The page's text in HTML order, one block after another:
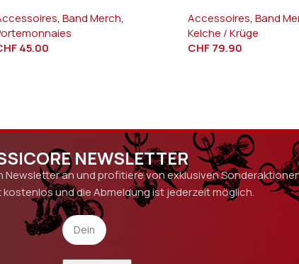
, Band Merch,
45.00
Accessoires, Band
Kelche / Krüge
CHF79.90
NEWSLETTER
an und profitiere von exklusiven
kostenlos und die Abmeldung ist jederzeit möglich.